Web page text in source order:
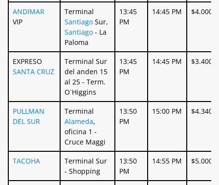
ANDIMAR
VIP
Terminal
Santiago Sur,
Santiago - La
Paloma
13:45
PM
14:45 PM $4.000
EXPRESO
SANTA CRUZ
Terminal Sur
del anden 15
al 25 - Term.
O´Higgins
13:45
PM
14:45 PM $3.400
PULLMAN
DEL SUR
Terminal
Alameda,
oficina 1 -
Cruce Maggi
13:50
PM
15:00 PM $4.340
TACOHA
Terminal Sur
- Shopping
13:50
PM
14:55 PM $5.000